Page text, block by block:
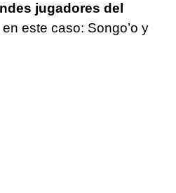
jugadores del
en este caso: Songo’o y